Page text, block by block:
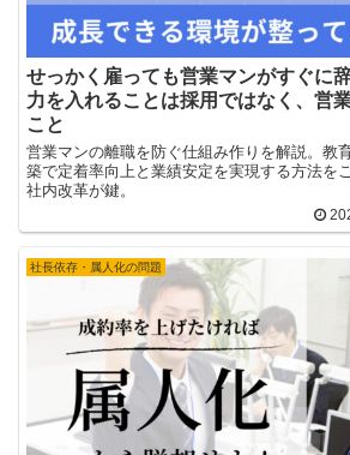
せっかく雇っても営業マンがすぐに
力を入れることは採用ではなく、営
こと
営業マンの離職を防ぐ仕組み作りを解説。教
築で定着率向上と業績安定を実現する方法を
社内改革が鍵。
社長依存・属人化の問題